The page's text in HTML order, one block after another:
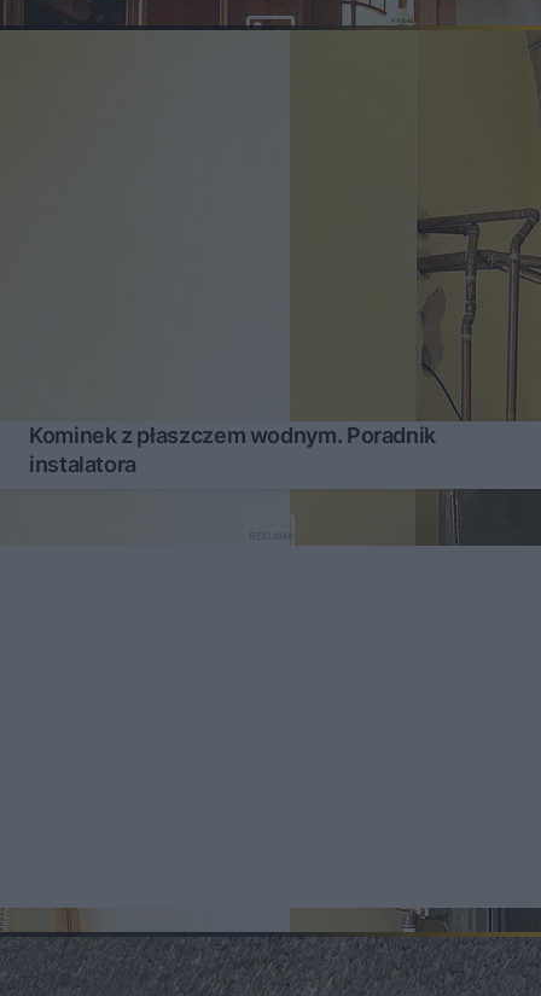
Kominek z płaszczem wodnym. Poradnik
instalatora